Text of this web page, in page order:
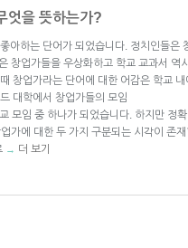
엇을 뜻하는가?
하는 단어가 되었습니다. 정치인들은
창업가들을 우상화하고 학교 교과서 역시
창업가라는 단어에 대한 어감은 학교 내
대학에서 창업가들의 모임
임 중 하나가 되었습니다. 하지만 정확
가에 대한 두 가지 구분되는 시각이 존
→ 더 보기